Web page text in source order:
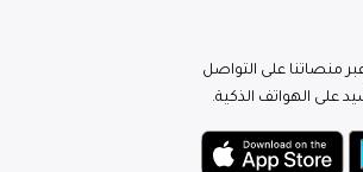
منصاتنا على التواصل
على الهواتف الذكية.